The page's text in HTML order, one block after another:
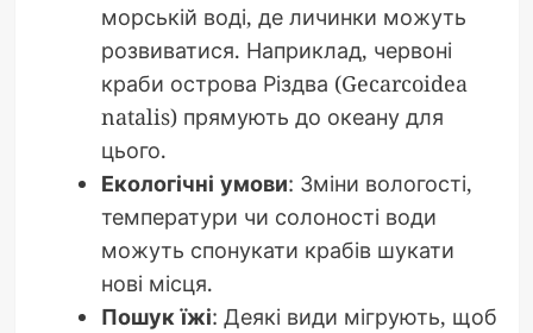
морській воді, де личинки можуть
розвиватися. Наприклад, червоні
краби острова Різдва (Gecarcoidea
natalis) прямують до океану для
цього.
Екологічні умови: Зміни вологості,
температури чи солоності води
можуть спонукати крабів шукати
нові місця.
Пошук їжі: Деякі види мігрують, щоб